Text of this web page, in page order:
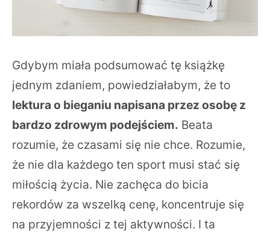
Gdybym miała podsumować tę książkę
jednym zdaniem, powiedziałabym, że to
lektura o bieganiu napisana przez osobę z
bardzo zdrowym podejściem. Beata
rozumie, że czasami się nie chce. Rozumie,
że nie dla każdego ten sport musi stać się
miłością życia. Nie zachęca do bicia
rekordów za wszelką cenę, koncentruje się
na przyjemności z tej aktywności. I ta